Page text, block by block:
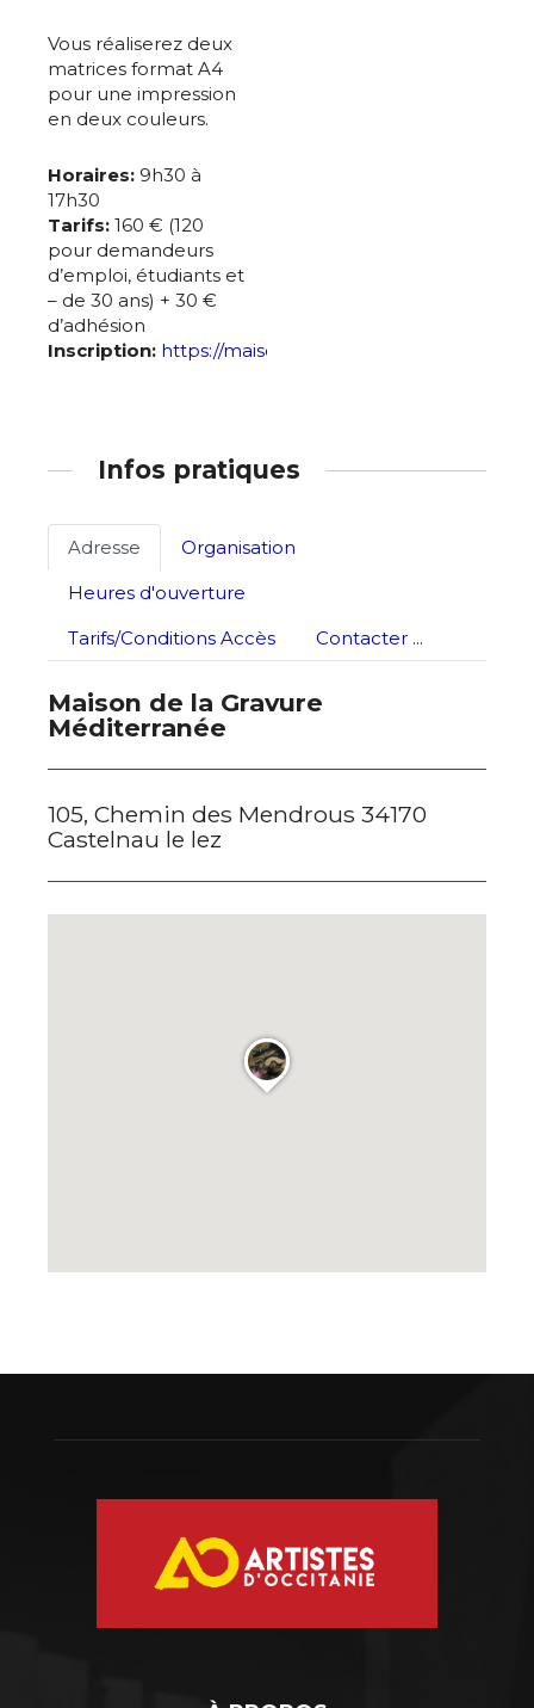
Vous réaliserez deux
matrices format A4
pour une impression
en deux couleurs.
Horaires: 9h30 à
17h30
Tarifs: 160 € (120
pour demandeurs
d’emploi, étudiants et
– de 30 ans) + 30 €
d’adhésion
Inscription: https://maisondelagravure.eu/stages
Infos pratiques
Adresse
Organisation
Heures d'ouverture
Tarifs/Conditions Accès
Contacter ...
Maison de la Gravure
Méditerranée
105, Chemin des Mendrous 34170
Castelnau le lez